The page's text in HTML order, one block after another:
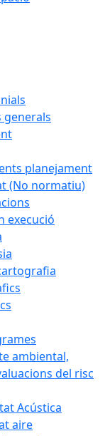
generals
planejament
(No normatiu)
execució
ambiental,
del risc
Acústica
aire